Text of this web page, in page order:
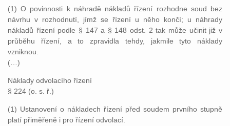
(1) O povinnosti k náhradě nákladů řízení rozhodne soud bez
návrhu v rozhodnutí, jímž se řízení u něho končí; u náhrady
nákladů řízení podle § 147 a § 148 odst. 2 tak může učinit již v
průběhu řízení, a to zpravidla tehdy, jakmile tyto náklady
vzniknou.
(…)
Náklady odvolacího řízení
§ 224 (o. s. ř.)
(1) Ustanovení o nákladech řízení před soudem prvního stupně
platí přiměřeně i pro řízení odvolací.